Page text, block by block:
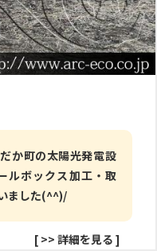
か町の太陽光発電設
ルボックス加工・取
ました(^^)/
[ >> 詳細を見る ]